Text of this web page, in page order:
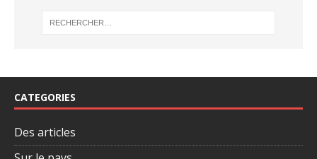
CATEGORIES
Des articles